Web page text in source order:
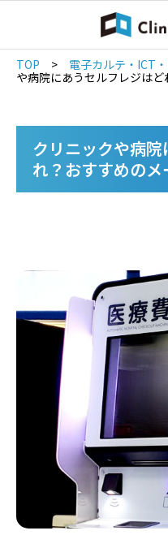
TOP > 電子カルテ・ICT
や病院にあうセルフレジは
クリニックや病
れ？おすすめの